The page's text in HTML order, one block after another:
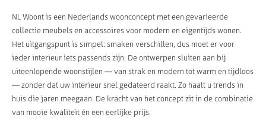
NL Woont is een Nederlands woonconcept met een gevarieerde
collectie meubels en accessoires voor modern en eigentijds wonen.
Het uitgangspunt is simpel: smaken verschillen, dus moet er voor
ieder interieur iets passends zijn. De ontwerpen sluiten aan bij
uiteenlopende woonstijlen — van strak en modern tot warm en tijdloos
— zonder dat uw interieur snel gedateerd raakt. Zo haalt u trends in
huis die jaren meegaan. De kracht van het concept zit in de combinatie
van mooie kwaliteit én een eerlijke prijs.